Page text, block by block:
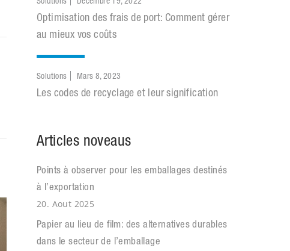
Optimisation des frais de port: Comment gérer
au mieux vos coûts
Solutions Mars 8, 2023
Les codes de recyclage et leur signification
Articles noveaus
Points à observer pour les emballages destinés
à l’exportation
20. Aout 2025
Papier au lieu de film: des alternatives durables
dans le secteur de l’emballage